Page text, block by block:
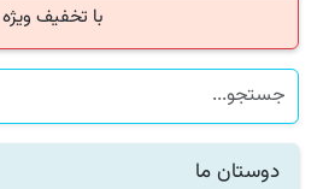
با تخفیف ویژه
دوستان ما